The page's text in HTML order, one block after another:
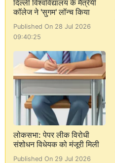
दिल्ली विश्वविद्यालय के मैत्रेयी
कॉलेज ने 'सुगम' लॉन्च किया
Published On 28 Jul 2026
09:40:25
लोकसभा: पेपर लीक विरोधी
संशोधन विधेयक को मंजूरी मिली
Published On 29 Jul 2026